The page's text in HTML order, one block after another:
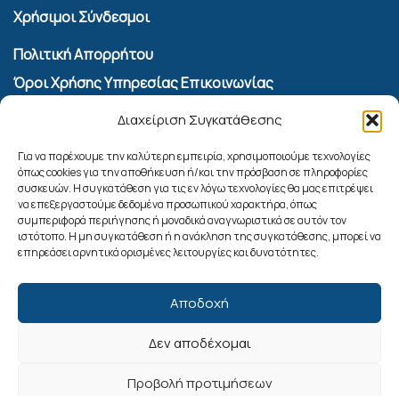
Διαχείριση Συγκατάθεσης
Για να παρέχουμε την καλύτερη εμπειρία, χρησιμοποιούμε τεχνολογίες
όπως cookies για την αποθήκευση ή/και την πρόσβαση σε πληροφορίες
συσκευών. Η συγκατάθεση για τις εν λόγω τεχνολογίες θα μας επιτρέψει
να επεξεργαστούμε δεδομένα προσωπικού χαρακτήρα, όπως
συμπεριφορά περιήγησης ή μοναδικά αναγνωριστικά σε αυτόν τον
ιστότοπο. Η μη συγκατάθεση ή η ανάκληση της συγκατάθεσης, μπορεί να
επηρεάσει αρνητικά ορισμένες λειτουργίες και δυνατότητες.
Αποδοχή
Δεν αποδέχομαι
Προβολή προτιμήσεων
Χρήσιμοι Σύνδεσμοι
Πολιτική Απορρήτου
Όροι Χρήσης Υπηρεσίας Επικοινωνίας
Πολιτική Cookies (ΕΕ)
Αναζήτηση